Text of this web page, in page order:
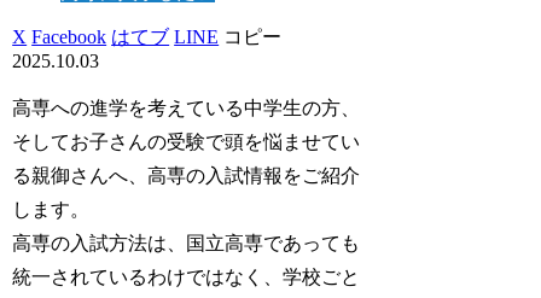
X Facebook はてブ LINE コピー
2025.10.03
高専への進学を考えている中学生の方、
そしてお子さんの受験で頭を悩ませてい
る親御さんへ、高専の入試情報をご紹介
します。
高専の入試方法は、国立高専であっても
統一されているわけではなく、学校ごと